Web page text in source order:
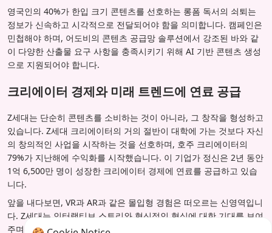
영국인의 40%가 한입 크기 콘텐츠를 선호하는 롱폼 독서의 쇠퇴는
정보가 신속하고 시각적으로 전달되어야 함을 의미합니다. 캠페인은
민첩해야 하며, 어도비의 콘텐츠 공급망 솔루션에서 강조된 바와 같
이 다양한 산출물 요구 사항을 충족시키기 위해 AI 기반 콘텐츠 생성
으로 지원되어야 합니다.
크리에이터 경제와 미래 트렌드에 연료 공급
Z세대는 단순히 콘텐츠를 소비하는 것이 아니라, 그 창작을 형성하고
있습니다. Z세대 크리에이터의 거의 절반이 대학에 가는 것보다 자신
의 창의적인 사업을 시작하는 것을 선호하며, 호주 크리에이터의
79%가 지난해에 수익화를 시작했습니다. 이 기업가 정신은 2년 동안
1억 6,500만 명이 성장한 크리에이터 경제에 연료를 공급하고 있습
니다.
앞을 내다보면, VR과 AR과 같은 몰입형 경험은 떠오르는 신영역입니
다. Z세대는 인터랙티브 스토리와 혁신적인 형식에 대한 기대를 보여
주며, 콘텐츠의 미래가 단지 짧고 진정성 있는 것뿐만 아니라 인터랙